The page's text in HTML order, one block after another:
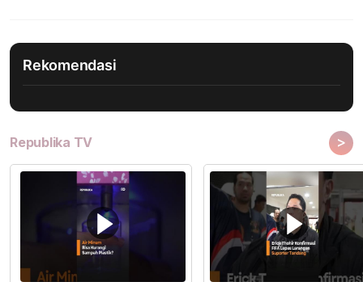
Rekomendasi
Republika TV >